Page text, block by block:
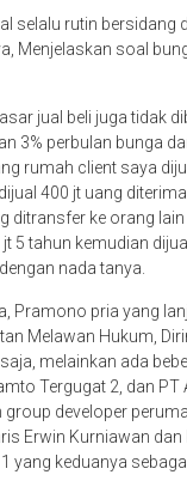
selalu rutin bersidang
Menjelaskan soal
jual beli juga tidak
3% perbulan bunga
rumah client saya
400 jt uang
ditransfer ke orang
5 tahun kemudian
nada tanya.
Pramono pria yang
Melawan Hukum,
melainkan ada
Tergugat 2, dan PT
developer
Erwin Kurniawan
yang keduanya